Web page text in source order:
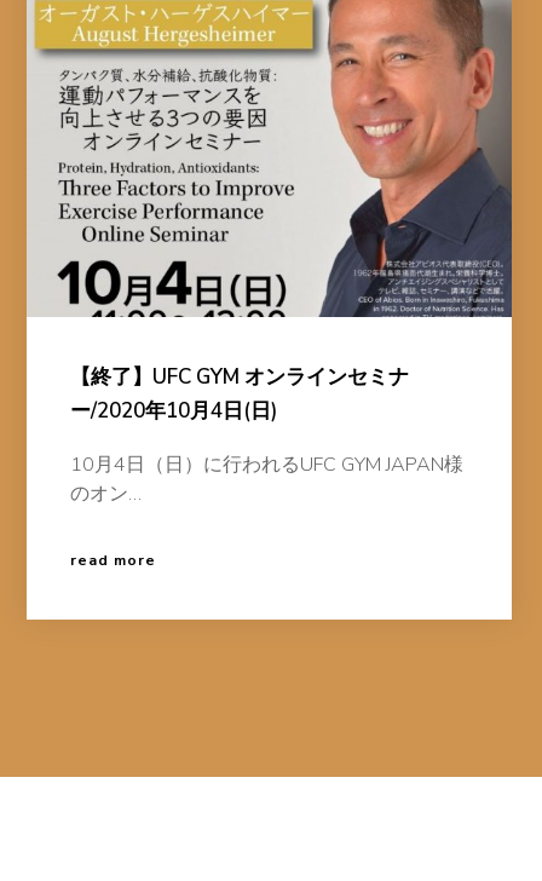
【終了】UFC GYM オンラインセミナ
ー/2020年10月4日(日)
10月4日（日）に行われるUFC GYM JAPAN様
のオン…
read more